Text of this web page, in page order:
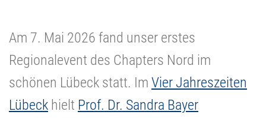
Am 7. Mai 2026 fand unser erstes
Regionalevent des Chapters Nord im
schönen Lübeck statt. Im Vier Jahreszeiten
Lübeck hielt Prof. Dr. Sandra Bayer